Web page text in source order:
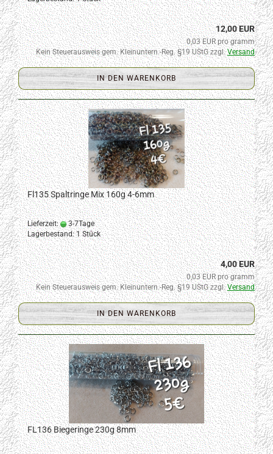
12,00 EUR
0,03 EUR pro gramm
Kein Steuerausweis gem. Kleinuntern.-Reg. §19 UStG zzgl.Versand
IN DEN WARENKORB
Fl135 Spaltringe Mix 160g 4-6mm
Lieferzeit:
3-7Tage
Lagerbestand: 1 Stück
4,00 EUR
0,03 EUR pro gramm
Kein Steuerausweis gem. Kleinuntern.-Reg. §19 UStG zzgl.Versand
IN DEN WARENKORB
FL136 Biegeringe 230g 8mm